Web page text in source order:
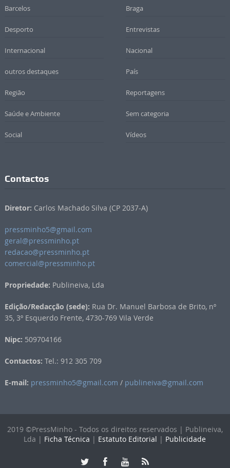
Barcelos Braga
Desporto Entrevistas
Internacional Nacional
outros destaques País
Região Reportagens
Saúde e Ambiente Sem categoria
Social Vídeos
Contactos
Diretor: Carlos Machado Silva (CP 2037-A)
pressminho5@gmail.com
geral@pressminho.pt
redacao@pressminho.pt
comercial@pressminho.pt
Propriedade: Publineiva, Lda
Edição/Redacção (sede): Rua Dr. Manuel Barbosa de Brito, nº
35, 3º Esquerdo Frente, 4730-769 Vila Verde
Nipc: 509704166
Contactos: Tel.: 912 305 709
E-mail: pressminho5@gmail.com / publineiva@gmail.com
2019 ©PressMinho - Todos os direitos reservados | Publineiva,
Lda | Ficha Técnica | Estatuto Editorial | Publicidade